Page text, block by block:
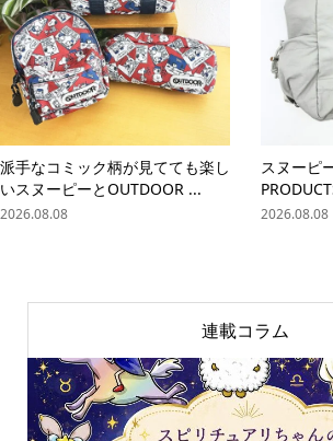
派手なコミック柄が見てても楽し
いスヌーピーとOUTDOOR ...
2026.08.08
スヌーピ
2026.08.08
連載コラム
online store company info contact